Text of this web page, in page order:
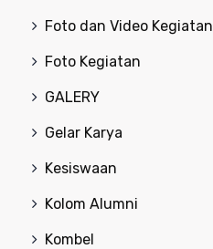
Foto dan Video Kegiatan
Foto Kegiatan
GALERY
Gelar Karya
Kesiswaan
Kolom Alumni
Kombel